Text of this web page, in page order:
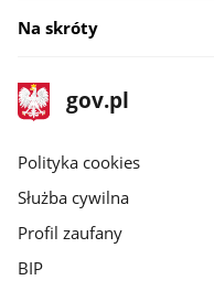
Na skróty
stopka
gov.pl
Strona
gov.pl
gov.pl
Polityka cookies
Służba cywilna
Profil zaufany
BIP